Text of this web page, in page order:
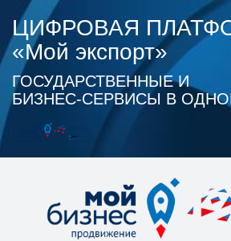
ЦИФРОВАЯ
«Мой экспорт»
ГОСУДАРСТВЕННЫЕ И
БИЗНЕС‑СЕРВИСЫ В